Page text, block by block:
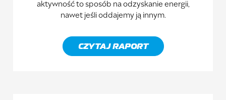
aktywność to sposób na odzyskanie energii,
nawet jeśli oddajemy ją innym.
CZYTAJ RAPORT